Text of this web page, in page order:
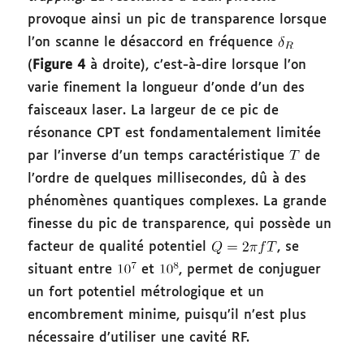
provoque ainsi un pic de transparence lorsque
l’on scanne le désaccord en fréquence
( Figure 4 à droite), c’est-à-dire lorsque l’on
varie finement la longueur d’onde d’un des
faisceaux laser. La largeur de ce pic de
résonance CPT est fondamentalement limitée
par l’inverse d’un temps caractéristique
de
l’ordre de quelques millisecondes, dû à des
phénomènes quantiques complexes. La grande
finesse du pic de transparence, qui possède un
facteur de qualité potentiel
, se
situant entre
et
, permet de conjuguer
un fort potentiel métrologique et un
encombrement minime, puisqu’il n’est plus
nécessaire d’utiliser une cavité RF.